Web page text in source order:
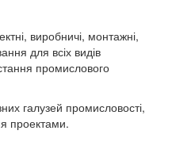
виробничі, монтажні,
для всіх видів
промислового
галузей промисловості,
проектами.